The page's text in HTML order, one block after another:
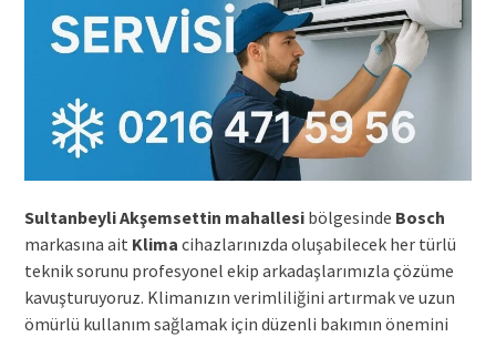
Sultanbeyli Akşemsettin mahallesibölgesinde Bosch
markasına ait Klima cihazlarınızda oluşabilecek her türlü
teknik sorunu profesyonel ekip arkadaşlarımızla çözüme
kavuşturuyoruz. Klimanızın verimliliğini artırmak ve uzun
ömürlü kullanım sağlamak için düzenli bakımın önemini